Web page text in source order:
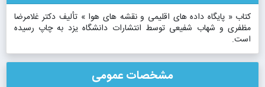
کتاب « پایگاه داده های اقلیمی و نقشه های هوا » تألیف دکتر غلامرضا
مظفری و شهاب شفیعی توسط انتشارات دانشگاه یزد به چاپ رسیده
است.
مشخصات عمومی